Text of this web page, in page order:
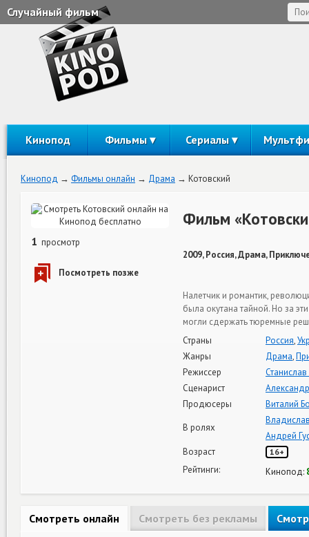
Случайный фильм
Кинопод Фильмы Сериалы
Кинопод Фильмы онлайн Драма Котовский
1 просмотр
Фильм
2009, Россия, Драма,
Налетчик и романтик,
была окутана тайной. Но за
могли сдержать тюремные
Страны
Россия,
Жанры
Драма,
Режиссер
Сценарист
Продюсеры
Виталий
В ролях
Андрей
Возраст
16+
Рейтинги: Кинопод:
Смотреть онлайн Смотреть без рекламы